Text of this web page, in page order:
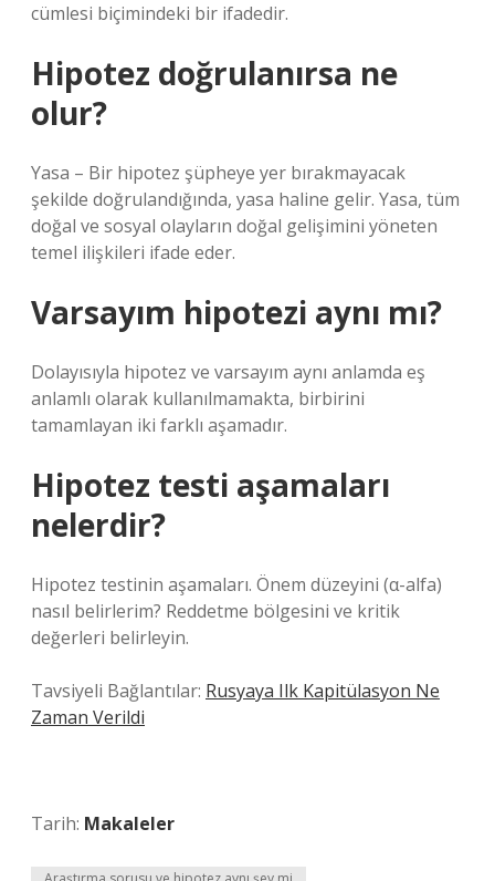
cümlesi biçimindeki bir ifadedir.
Hipotez doğrulanırsa ne
olur?
Yasa – Bir hipotez şüpheye yer bırakmayacak
şekilde doğrulandığında, yasa haline gelir. Yasa, tüm
doğal ve sosyal olayların doğal gelişimini yöneten
temel ilişkileri ifade eder.
Varsayım hipotezi aynı mı?
Dolayısıyla hipotez ve varsayım aynı anlamda eş
anlamlı olarak kullanılmamakta, birbirini
tamamlayan iki farklı aşamadır.
Hipotez testi aşamaları
nelerdir?
Hipotez testinin aşamaları. Önem düzeyini (α-alfa)
nasıl belirlerim? Reddetme bölgesini ve kritik
değerleri belirleyin.
Tavsiyeli Bağlantılar: Rusyaya Ilk Kapitülasyon Ne
Zaman Verildi
Tarih: Makaleler